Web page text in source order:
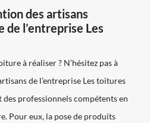
des artisans
l’entreprise Les
à réaliser ? N’hésitez pas à
de l’entreprise Les toitures
des professionnels compétents en
Pour eux, la pose de produits